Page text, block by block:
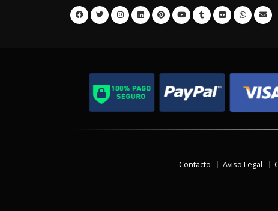
Contacto Aviso Legal